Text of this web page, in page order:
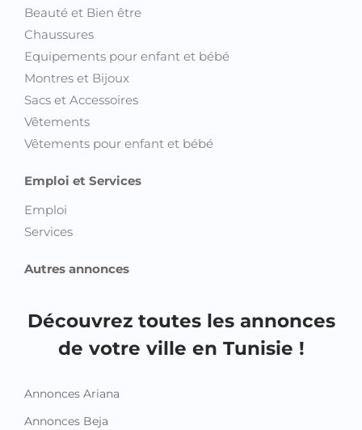
Beauté et Bien être
Chaussures
Equipements pour enfant et bébé
Montres et Bijoux
Sacs et Accessoires
Vêtements
Vêtements pour enfant et bébé
Emploi et Services
Emploi
Services
Autres annonces
Découvrez toutes les annonces
de votre ville en Tunisie !
Annonces Ariana
Annonces Beja